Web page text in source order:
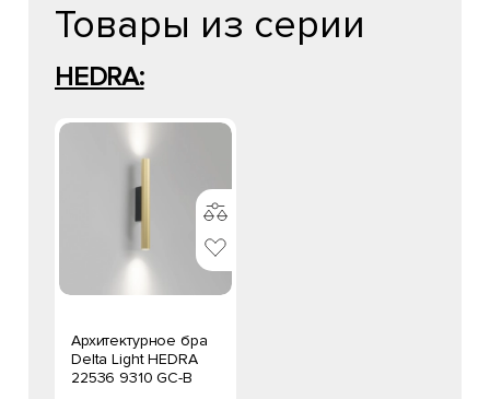
Товары из серии
HEDRA:
Архитектурное бра
Delta Light HEDRA
22536 9310 GC-B